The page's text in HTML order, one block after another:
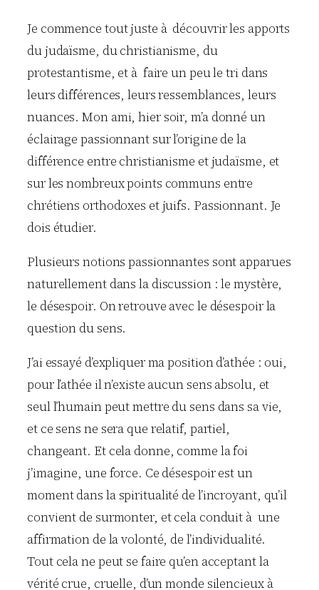
Je commence tout juste à découvrir les apports
du judaïsme, du christianisme, du
protestantisme, et à faire un peu le tri dans
leurs différences, leurs ressemblances, leurs
nuances. Mon ami, hier soir, m’a donné un
éclairage passionnant sur l’origine de la
différence entre christianisme et judaïsme, et
sur les nombreux points communs entre
chrétiens orthodoxes et juifs. Passionnant. Je
dois étudier.
Plusieurs notions passionnantes sont apparues
naturellement dans la discussion : le mystère,
le désespoir. On retrouve avec le désespoir la
question du sens.
J’ai essayé d’expliquer ma position d’athée : oui,
pour l’athée il n’existe aucun sens absolu, et
seul l’humain peut mettre du sens dans sa vie,
et ce sens ne sera que relatif, partiel,
changeant. Et cela donne, comme la foi
j’imagine, une force. Ce désespoir est un
moment dans la spiritualité de l’incroyant, qu’il
convient de surmonter, et cela conduit à une
affirmation de la volonté, de l’individualité.
Tout cela ne peut se faire qu’en acceptant la
vérité crue, cruelle, d’un monde silencieux à